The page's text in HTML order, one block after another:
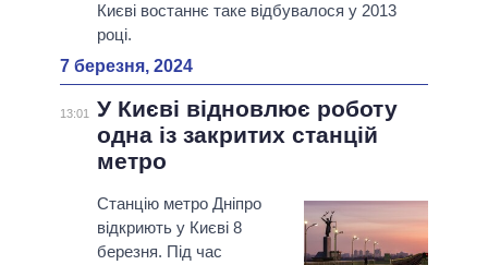
Києві востаннє таке відбувалося у 2013
році.
7 березня, 2024
13:01
У Києві відновлює роботу
одна із закритих станцій
метро
Станцію метро Дніпро
відкриють у Києві 8
березня. Під час